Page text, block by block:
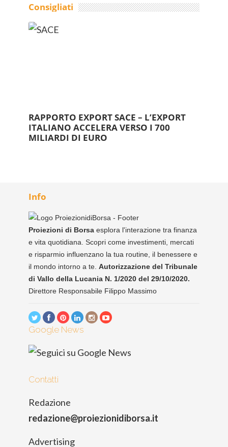
Consigliati
RAPPORTO EXPORT SACE – L’EXPORT
ITALIANO ACCELERA VERSO I 700
MILIARDI DI EURO
Info
Proiezioni di Borsa esplora l'interazione tra finanza
e vita quotidiana. Scopri come investimenti, mercati
e risparmio influenzano la tua routine, il benessere e
il mondo intorno a te. Autorizzazione del Tribunale
di Vallo della Lucania N. 1/2020 del 29/10/2020.
Direttore Responsabile Filippo Massimo
Google News
Contatti
Redazione
redazione@proiezionidiborsa.it
Advertising